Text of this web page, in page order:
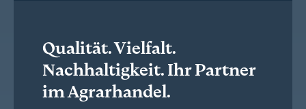
Qualität. Vielfalt.
Nachhaltigkeit. Ihr Partner
im Agrarhandel.